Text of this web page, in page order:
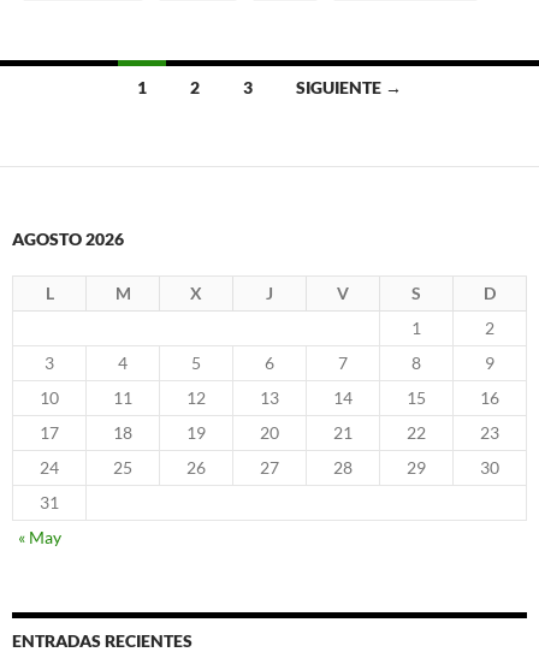
las
1 2 3 SIGUIENTE →
AGOSTO 2026
L M X J V S
D
1
2
3
4 5 6 7 8
9
10
11 12 13 14 15
16
17
18 19 20 21 22
23
24
25 26 27 28 29
30
31
« May
ENTRADAS RECIENTES